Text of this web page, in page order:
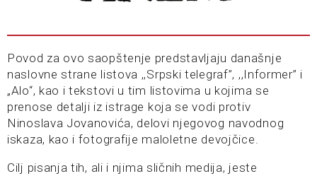
Povod za ovo saopštenje predstavljaju današnje
naslovne strane listova ,,Srpski telegraf”, ,,Informer” i
„Alo“, kao i tekstovi u tim listovima u kojima se
prenose detalji iz istrage koja se vodi protiv
Ninoslava Jovanovića, delovi njegovog navodnog
iskaza, kao i fotografije maloletne devojčice.
Cilj pisanja tih, ali i njima sličnih medija, jeste